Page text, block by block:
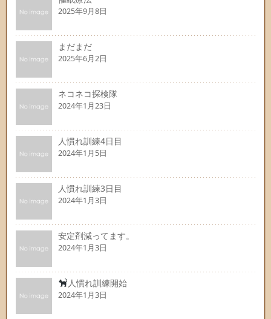
2025年9月8日
まだまだ
2025年6月2日
ネコネコ探検隊
2024年1月23日
人慣れ訓練4日目
2024年1月5日
人慣れ訓練3日目
2024年1月3日
安定剤減ってます。
2024年1月3日
人慣れ訓練開始
2024年1月3日